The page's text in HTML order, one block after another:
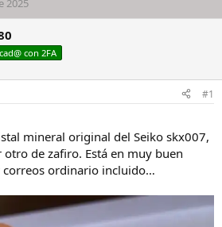
2025
con 2FA
#1
mineral original del Seiko skx007,
de zafiro. Está en muy buen
correos ordinario incluido…